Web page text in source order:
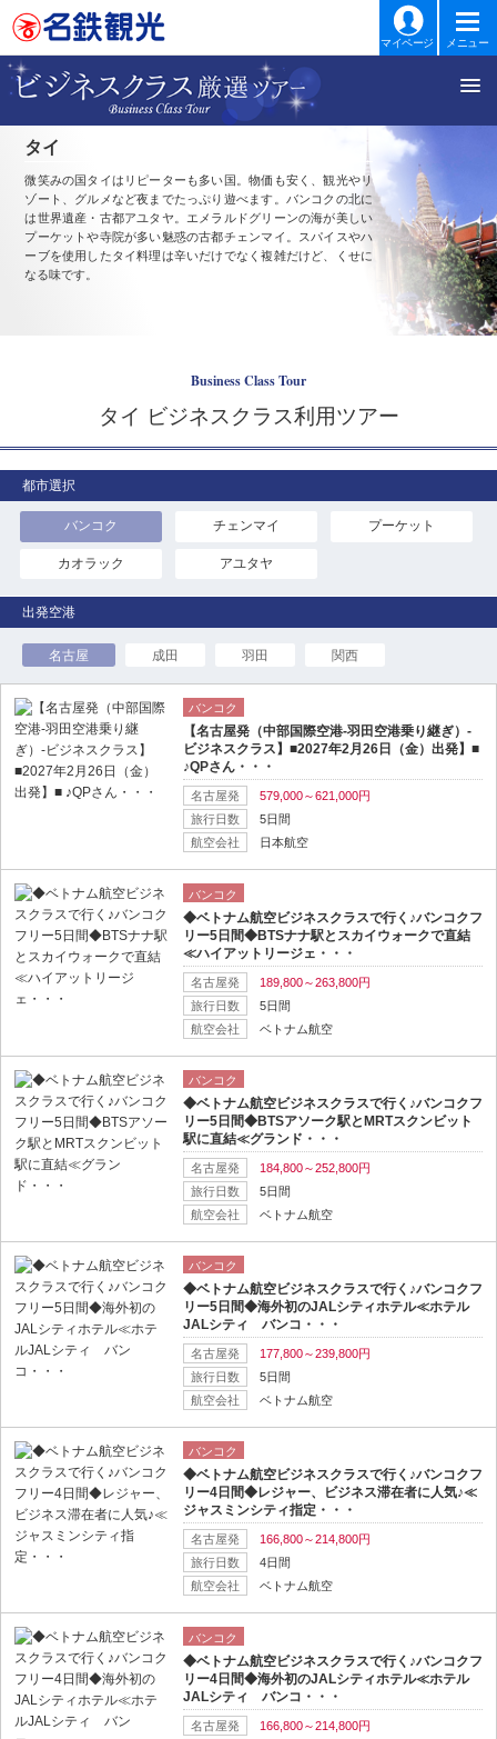
マイページ メニュー
タイ
微笑みの国タイはリピーターも多い国。物価も安く、観光やリ
ゾート、グルメなど夜までたっぷり遊べます。バンコクの北に
は世界遺産・古都アユタヤ。エメラルドグリーンの海が美しい
プーケットや寺院が多い魅惑の古都チェンマイ。スパイスやハ
ーブを使用したタイ料理は辛いだけでなく複雑だけど、くせに
なる味です。
Business Class Tour
タイ ビジネスクラス利用ツアー
都市選択
バンコク チェンマイ プーケット
カオラック アユタヤ
名古屋 成田 羽田 関西
バンコク
【名古屋発（中部国際空港-羽田空港乗り継ぎ）-
ビジネスクラス】■2027年2月26日（金）出発】■
♪QPさん・・・
名古屋発
579,000～621,000円
旅行日数
5日間
航空会社
日本航空
バンコク
◆ベトナム航空ビジネスクラスで行く♪バンコクフ
リー5日間◆BTSナナ駅とスカイウォークで直結
≪ハイアットリージェ・・・
名古屋発
189,800～263,800円
旅行日数
5日間
航空会社
ベトナム航空
バンコク
◆ベトナム航空ビジネスクラスで行く♪バンコクフ
リー5日間◆BTSアソーク駅とMRTスクンビット
駅に直結≪グランド・・・
名古屋発
184,800～252,800円
旅行日数
5日間
航空会社
ベトナム航空
バンコク
◆ベトナム航空ビジネスクラスで行く♪バンコクフ
リー5日間◆海外初のJALシティホテル≪ホテル
JALシティ バンコ・・・
名古屋発
177,800～239,800円
旅行日数
5日間
航空会社
ベトナム航空
バンコク
◆ベトナム航空ビジネスクラスで行く♪バンコクフ
リー4日間◆レジャー、ビジネス滞在者に人気♪≪
ジャスミンシティ指定・・・
名古屋発
166,800～214,800円
旅行日数
4日間
航空会社
ベトナム航空
バンコク
◆ベトナム航空ビジネスクラスで行く♪バンコクフ
リー4日間◆海外初のJALシティホテル≪ホテル
JALシティ バンコ・・・
名古屋発
166,800～214,800円